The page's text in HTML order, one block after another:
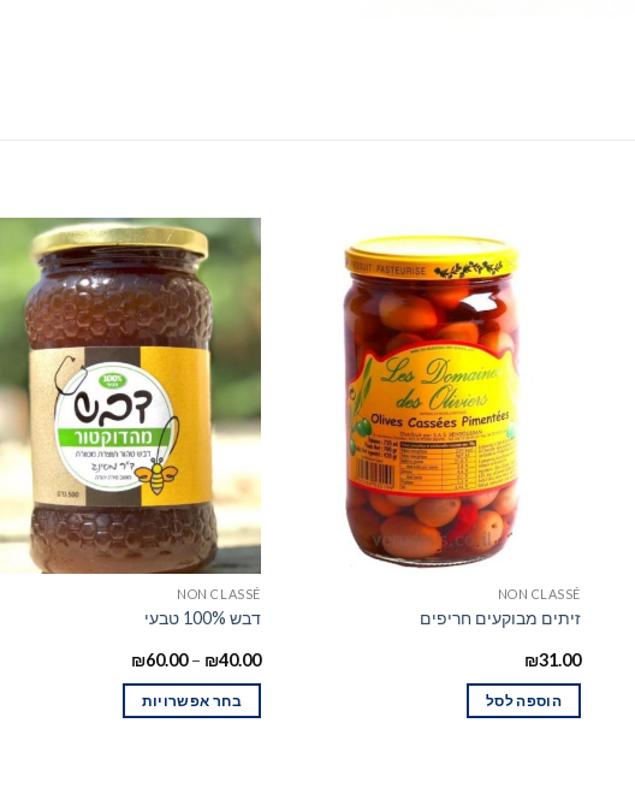
NON CLASSÉ
זיתים מבוקעים חריפים
₪31.00
הוספה לסל
NON CLASSÉ
דבש 100% טבעי
₪40.00
–
₪60.00
בחר אפשרויות